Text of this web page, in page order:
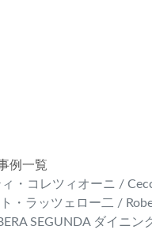
例一覧
・コレツィオーニ /
・ラッツェロー二 /
SEGUNDA ダイニン